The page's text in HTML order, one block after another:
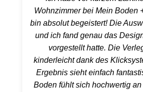
Wohnzimmer bei Mein Boden
bin absolut begeistert! Die
und ich fand genau das
vorgestellt hatte. Die
kinderleicht dank des
Ergebnis sieht einfach
Boden fühlt sich hochwertig